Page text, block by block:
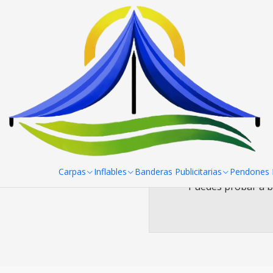
Carpas Inflables Banderas Publicitarias Pendones
Mesas, manteles y sillas Manteles
Mantel de
Puedes probar a